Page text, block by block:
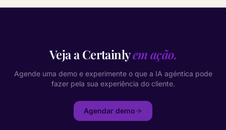
Veja a Certainlyem ação.
Agende uma demo e experimente o que a IA agéntica pode
fazer pela sua experiência do cliente.
Agendar demo